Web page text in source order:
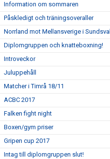
Information om sommaren
Påskledigt och träningsoveraller
Norrland mot Mellansverige i Sundsvall
Diplomgruppen och knatteboxning!
Introveckor
Juluppehåll
Matcher i Timrå 18/11
ACBC 2017
Falken fight night
Boxen/gym priser
Gripen cup 2017
Intag till diplomgruppen slut!